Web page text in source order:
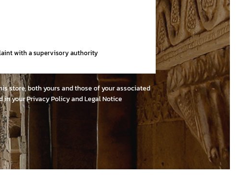
with a supervisory authority
store, both yours and those of your associated
in yourPrivacy Policy and Legal Notice